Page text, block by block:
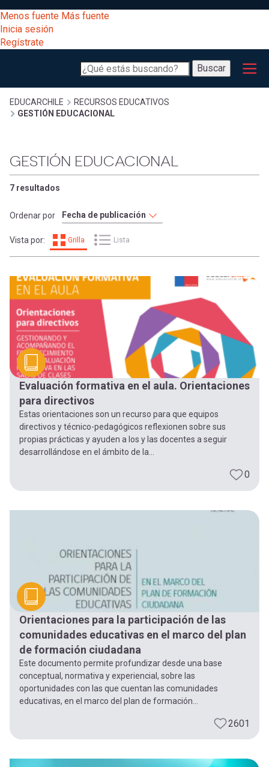
al
contenido
principal
[Educarchile
Escritorio]
entrar
a
mi
cuenta
Menos fuente Más fuente
Inicia sesión
Regístrate
Buscar
Buscar
Menú
principal
Desarrollo
Expand
Gestión
Comunidad
Expand
Exploración
[Educarchile
Mobile]
Menú
entrar
mi
cuenta
sesión
Regístrate
Sobrescribir
enlaces
de
ayuda
a
la
navegación
EDUCARCHILE
RECURSOS EDUCATIVOS
GESTIÓN EDUCACIONAL
GESTIÓN EDUCACIONAL
7 resultados
Ordenar por
Vista por: Grilla Lista
Evaluación formativa en el aula. Orientaciones
para directivos
Estas orientaciones son un recurso para que equipos
directivos y técnico-pedagógicos reflexionen sobre sus
propias prácticas y ayuden a los y las docentes a seguir
desarrollándose en el ámbito de la...
0
Orientaciones para la participación de las
comunidades educativas en el marco del plan
de formación ciudadana
Este documento permite profundizar desde una base
conceptual, normativa y experiencial, sobre las
oportunidades con las que cuentan las comunidades
educativas, en el marco del plan de formación...
2601
registrarte.